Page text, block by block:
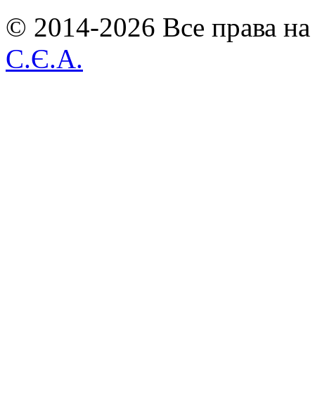
© 2014-2026 Все права
С.Є.А.